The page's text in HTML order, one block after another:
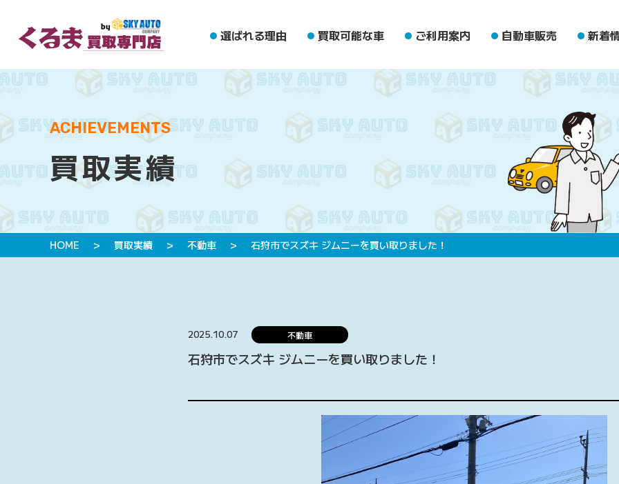
選ばれる理由 買取可能な車 ご利用案内 自動車販売 新着
ACHIEVEMENTS
買取実績
HOME > 買取実績 > 不動車 > 石狩市でスズキ ジムニーを買い取りました！
2025.10.07 不動車
石狩市でスズキ ジムニーを買い取りました！